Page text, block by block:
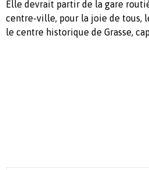
Elle devrait partir de la gare
centre-ville, pour la joie de tous,
le centre historique de Grasse,